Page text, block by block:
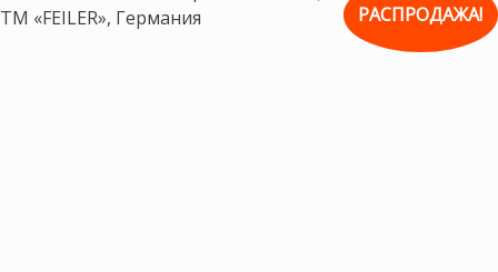
РАСПРОДАЖА!